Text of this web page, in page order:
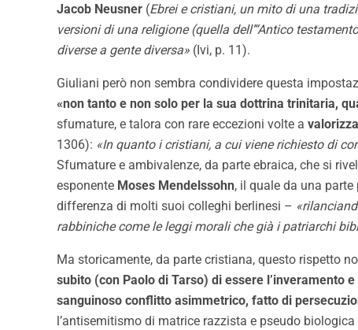
Jacob Neusner (Ebrei e cristiani, un mito di una
versioni di una religione (quella dell’“Antico
diverse a gente diversa» (Ivi, p. 11).
Giuliani però non sembra condividere questa
«non tanto e non solo per la sua dottrina trinitaria,
sfumature, e talora con rare eccezioni volte a
1306): «In quanto i cristiani, a cui viene richiesto di
Sfumature e ambivalenze, da parte ebraica, che si
esponente Moses Mendelssohn, il quale da una
differenza di molti suoi colleghi berlinesi –
rabbiniche come le leggi morali che già i patriarchi
Ma storicamente, da parte cristiana, questo rispetto
subito (con Paolo di Tarso) di essere
sanguinoso conflitto asimmetrico, fatto di
l’antisemitismo di matrice razzista e pseudo